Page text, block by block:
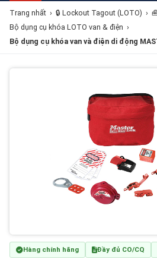
Trang nhất › 🔒 Lockout Tagout (LOTO) ›
Bộ dụng cụ khóa LOTO van & điện ›
Bộ dụng cụ khóa van và điện di động
Hàng chính hãng Đầy đủ CO/CQ